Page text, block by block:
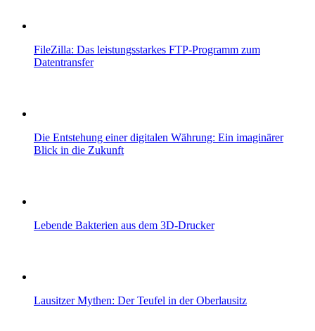
FileZilla: Das leistungsstarkes FTP-Programm zum
Datentransfer
Die Entstehung einer digitalen Währung: Ein imaginärer
Blick in die Zukunft
Lebende Bakterien aus dem 3D-Drucker
Lausitzer Mythen: Der Teufel in der Oberlausitz